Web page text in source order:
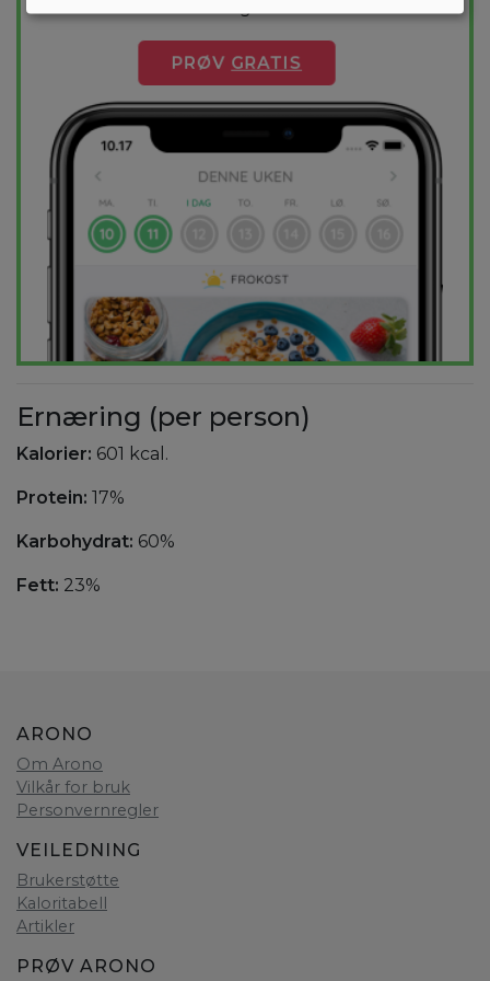
PRØV GRATIS
Ernæring (per person)
Kalorier: 601 kcal.
Protein: 17%
Karbohydrat: 60%
Fett: 23%
ARONO
Om Arono
Vilkår for bruk
Personvernregler
VEILEDNING
Brukerstøtte
Kaloritabell
Artikler
PRØV ARONO